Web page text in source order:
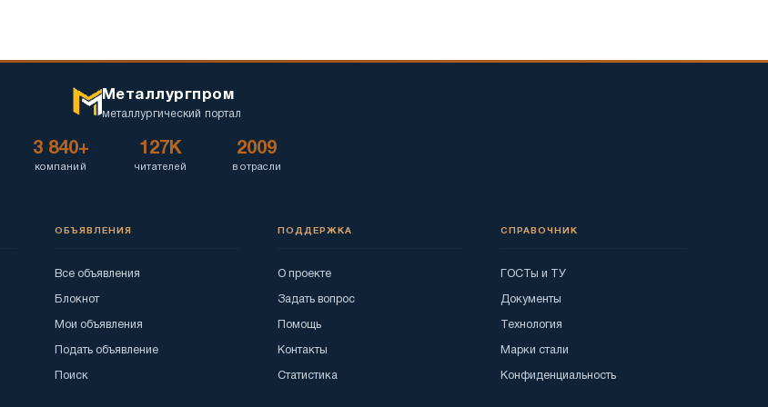
Металлургпром
металлургический портал
3 840+
компаний
127K
читателей
2009
в отрасли
ОБЪЯВЛЕНИЯ
Все объявления
Блокнот
Мои объявления
Подать объявление
Поиск
ПОДДЕРЖКА
О проекте
Задать вопрос
Помощь
Контакты
Статистика
СПРАВОЧНИК
ГОСТы и ТУ
Документы
Технология
Марки стали
Конфиденциальность